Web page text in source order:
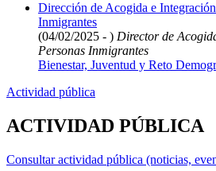
Dirección de Acogida e Integración
Inmigrantes
(04/02/2025 - ) Director de
Personas Inmigrantes
Bienestar, Juventud y Reto
Actividad pública
ACTIVIDAD PÚBLICA
Consultar actividad pública (noticias,